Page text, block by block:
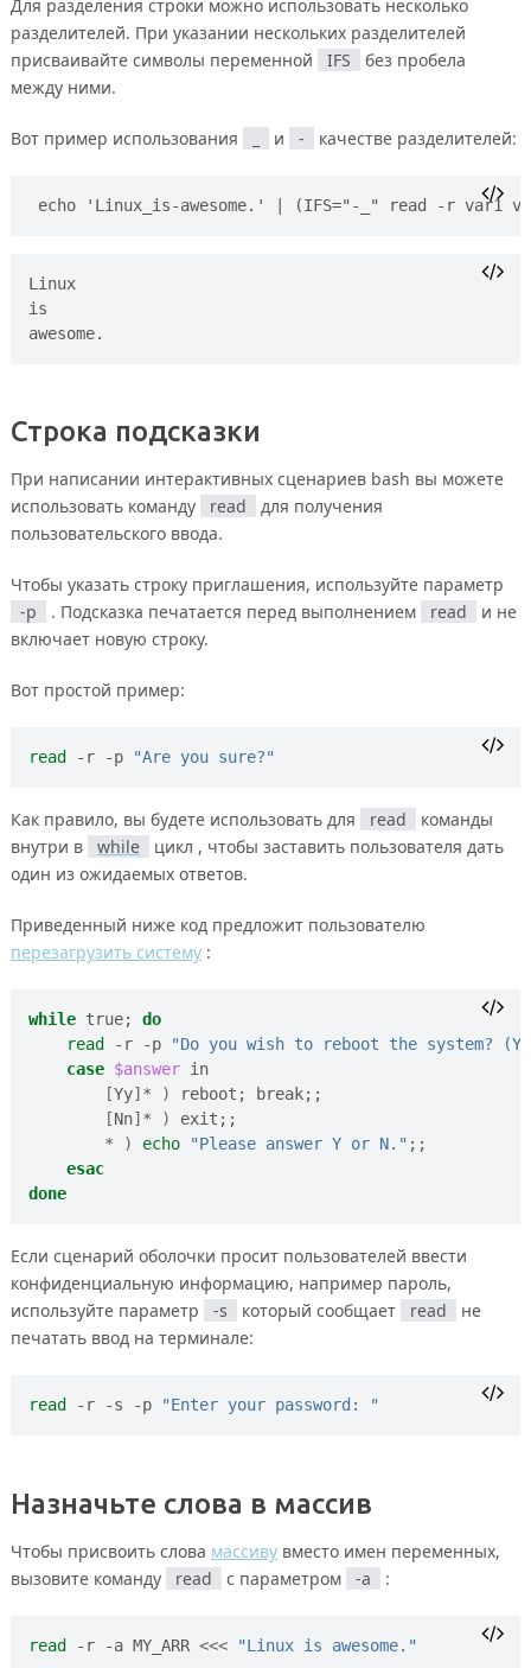
Для разделения строки можно использовать несколько
разделителей. При указании нескольких разделителей
присваивайте символы переменной
IFS
без пробела
между ними.
Вот пример использования и - качестве разделителей:
echo 'Linux_is-awesome.' | (IFS="-_" read -r var1
Linux
is
Строка подсказки
При написании интерактивных сценариев bash вы можете
использовать команду
read
для получения
пользовательского ввода.
Чтобы указать строку приглашения, используйте параметр
-p
. Подсказка печатается перед выполнением read
и не
включает новую строку.
Вот простой пример:
read -r -p "Are you sure?"
Как правило, вы будете использовать для read
команды
внутри в
while
цикл , чтобы заставить пользователя дать
один из ожидаемых ответов.
Приведенный ниже код предложит пользователю
перезагрузить систему:
while true;
do
read
-r -p
"Do you wish to reboot the system?
case $answer in
[Yy] * ) reboot ; break;;
[Nn] * ) exit ;;
        *
) echo "Please answer Y or N." ;;
esac
done
Если сценарий оболочки просит пользователей ввести
конфиденциальную информацию, например пароль,
используйте параметр
-s который сообщает read
не
печатать ввод на терминале:
read -r -s -p "Enter your password: "
Назначьте слова в массив
Чтобы присвоить слова массивувместо имен переменных,
вызовите команду
read с параметром -a :
read -r -a MY_ARR <<< "Linux is awesome."